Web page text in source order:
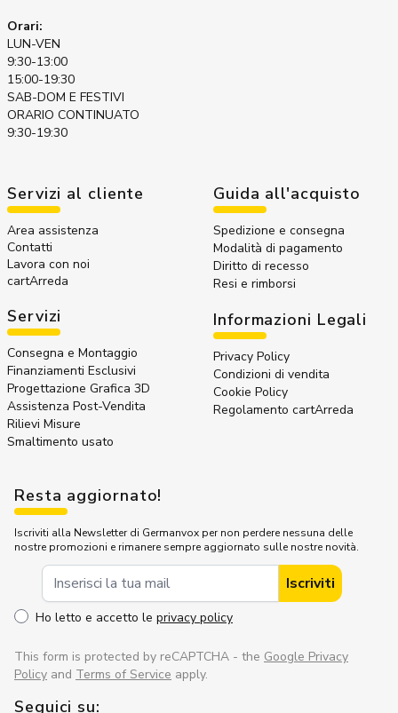
Orari:
LUN-VEN
9:30-13:00
15:00-19:30
SAB-DOM E FESTIVI
ORARIO CONTINUATO
9:30-19:30
Servizi al cliente
Area assistenza
Contatti
Lavora con noi
cartArreda
Servizi
Consegna e Montaggio
Finanziamenti Esclusivi
Progettazione Grafica 3D
Assistenza Post-Vendita
Rilievi Misure
Smaltimento usato
Guida all'acquisto
Spedizione e consegna
Modalità di pagamento
Diritto di recesso
Resi e rimborsi
Informazioni Legali
Privacy Policy
Condizioni di vendita
Cookie Policy
Regolamento cartArreda
Resta aggiornato!
Iscriviti alla Newsletter di Germanvox per non perdere nessuna delle
nostre promozioni e rimanere sempre aggiornato sulle nostre novità.
Iscriviti
Ho letto e accetto le privacy policy
This form is protected by reCAPTCHA - the Google Privacy
Policy and Terms of Service apply.
Seguici su: